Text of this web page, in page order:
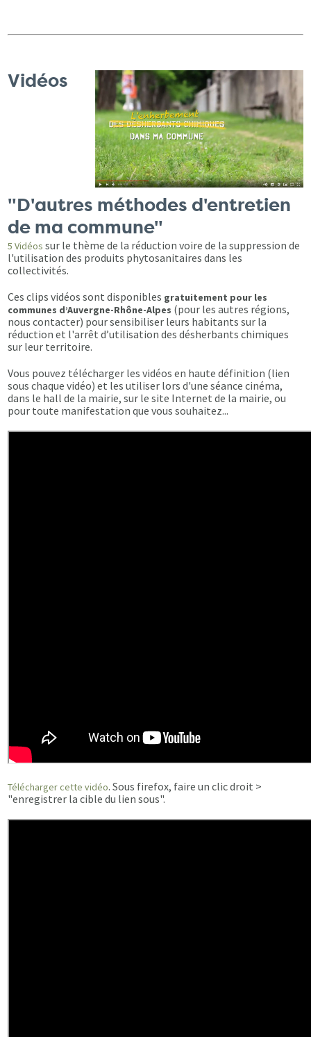
Vidéos
"D'autres méthodes d'entretien
de ma commune"
5 Vidéos sur le thème de la réduction voire de la suppression de
l'utilisation des produits phytosanitaires dans les
collectivités.
Ces clips vidéos sont disponibles gratuitement pour les
communes d’Auvergne-Rhône-Alpes (pour les autres régions,
nous contacter) pour sensibiliser leurs habitants sur la
réduction et l'arrêt d’utilisation des désherbants chimiques
sur leur territoire.
Vous pouvez télécharger les vidéos en haute définition (lien
sous chaque vidéo) et les utiliser lors d'une séance cinéma,
dans le hall de la mairie, sur le site Internet de la mairie, ou
pour toute manifestation que vous souhaitez...
Télécharger cette vidéo. Sous firefox, faire un clic droit >
"enregistrer la cible du lien sous".